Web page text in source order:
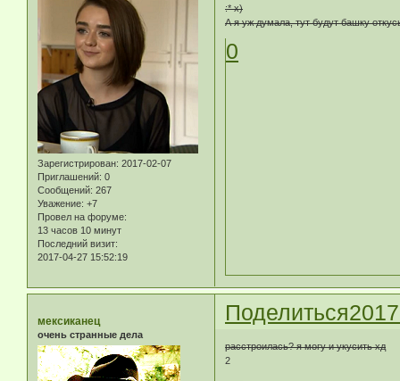
Зарегистрирован: 2017-02-07
Приглашений: 0
Сообщений: 267
Уважение: +7
Провел на форуме:
13 часов 10 минут
Последний визит:
2017-04-27 15:52:19
:* х)
А я уж думала, тут будут башку
0
Поделиться
мексиканец
очень странные дела
расстроилась? я могу и укусить хд
2